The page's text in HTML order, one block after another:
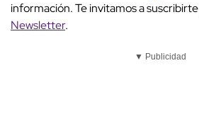
información. Te invitamos a suscribirte
Newsletter.
▼ Publicidad